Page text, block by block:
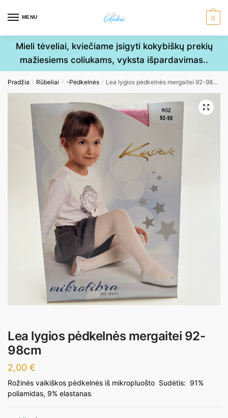
MENU 0
Mieli tėveliai, kviečiame įsigyti kokybiškų prekių
mažiesiems coliukams, vyksta išpardavimas..
Pradžia / Rūbeliai / -Pėdkelnės / Lea lygios pėdkelnės mergaitei 92-98cm
Lea lygios pėdkelnės mergaitei 92-
98cm
2,00 €
Rožinės vaikiškos pėdkelnės iš mikropluošto Sudėtis: 91%
poliamidas, 9% elastanas